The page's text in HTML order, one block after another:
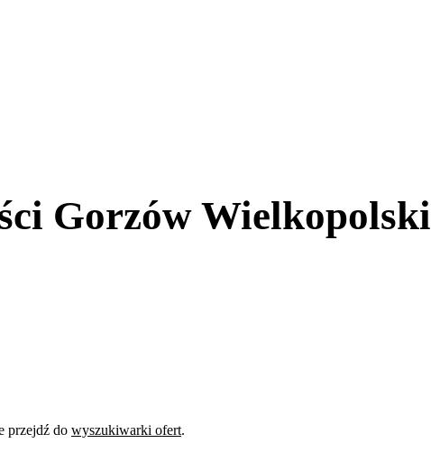
Gorzów Wielkopolski
przejdź do wyszukiwarki ofert.